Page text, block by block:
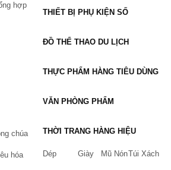
tích cực từ người dùng hoặc các
thuốc được cấp phép kinh doanh
các sản phẩm chính hãng với giá
chức năng
năng bổ sung Vitamin và Khoáng
chức năng giúp cung cấp Vitamin A,
Sắt, Kẽm cần thiết cho cơ thể,
Blackmores, Kirkland, Puritan's
hợp
chúa
hóa
THIẾT BỊ PHỤ KIỆN SỐ
ĐỒ THỂ THAO DU LỊCH
THỰC PHẨM HÀNG TIÊU DÙNG
VĂN PHÒNG PHẨM
THỜI TRANG HÀNG HIỆU
Dép Giày Mũ NónTúi Xách